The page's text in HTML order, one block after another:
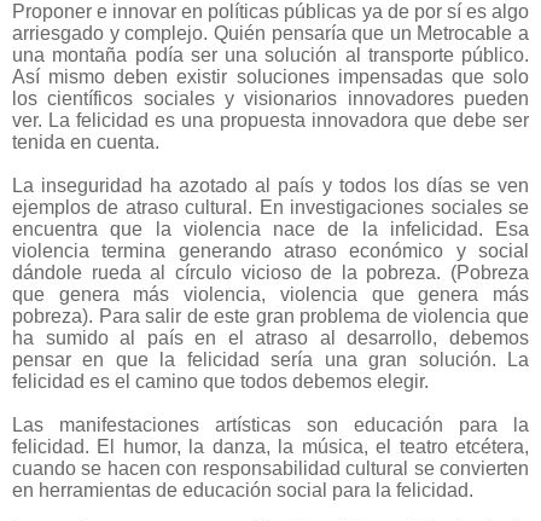
Proponer e innovar en políticas públicas ya de por sí es algo
arriesgado y complejo. Quién pensaría que un Metrocable a
una montaña podía ser una solución al transporte público.
Así mismo deben existir soluciones impensadas que solo
los científicos sociales y visionarios innovadores pueden
ver. La felicidad es una propuesta innovadora que debe ser
tenida en cuenta.
La inseguridad ha azotado al país y todos los días se ven
ejemplos de atraso cultural. En investigaciones sociales se
encuentra que la violencia nace de la infelicidad. Esa
violencia termina generando atraso económico y social
dándole rueda al círculo vicioso de la pobreza. (Pobreza
que genera más violencia, violencia que genera más
pobreza). Para salir de este gran problema de violencia que
ha sumido al país en el atraso al desarrollo, debemos
pensar en que la felicidad sería una gran solución. La
felicidad es el camino que todos debemos elegir.
Las manifestaciones artísticas son educación para la
felicidad. El humor, la danza, la música, el teatro etcétera,
cuando se hacen con responsabilidad cultural se convierten
en herramientas de educación social para la felicidad.